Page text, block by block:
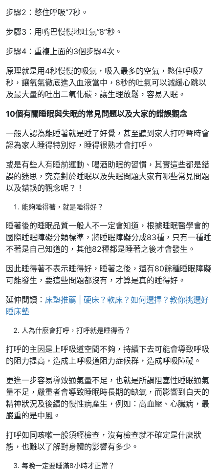
步驟2：憋住呼吸”7秒。
步驟3：用嘴巴慢慢地吐氣”8”秒。
步驟4：重複上面的3個步驟4次。
原理就是用4秒慢慢的吸氣，吸入最多的空氣，憋住呼吸7
秒，讓氧氣徹底進入血液當中，8秒的吐氣可以減緩心跳以
及最大量的吐出二氧化碳，讓生理放鬆，容易入眠。
10個有關睡眠與失眠的常見問題以及大家的錯誤觀念
一般人認為能睡著就是睡了好覺，甚至聽到家人打呼聲時會
認為家人睡得特別好，睡得很熟才會打呼。
或是有些人有睡前運動、喝酒助眠的習慣，其實這些都是錯
誤的迷思，究竟對於睡眠以及失眠問題大家有哪些常見問題
以及錯誤的觀念呢？！
能夠睡得著，就是睡得好？
睡著後的睡眠品質一般人不一定會知道，根據睡眠醫學會的
國際睡眠障礙分類標準，將睡眠障礙分成83種，只有一種睡
不著是自己知道的，其他82種都是睡著之後才會發生。
因此睡得著不表示睡得好，睡著之後，還有80餘種睡眠障礙
可能發生，要這些問題都沒有，才算是真的睡得好。
延伸閱讀： 床墊推薦 | 硬床？軟床？如何選擇？教你挑選好
睡床墊
人為什麼會打呼，打呼就是睡得香？
打呼的主因是上呼吸道空間不夠，持續下去可能會導致呼吸
的阻力提高，造成上呼吸道阻力症候群，造成呼吸障礙。
更進一步容易導致通氣量不足，也就是所謂阻塞性睡眠通氣
量不足，嚴重者會導致睡眠時長期的缺氧，而影響到白天的
精神狀況及後續的慢性病產生，例如：高血壓、心臟病，最
嚴重的是中風。
打呼如同咳嗽一般須經檢查，沒有檢查就不確定是什麼狀
態，也難以了解對身體的影響有多少。
每晚一定要睡滿8小時才正常？